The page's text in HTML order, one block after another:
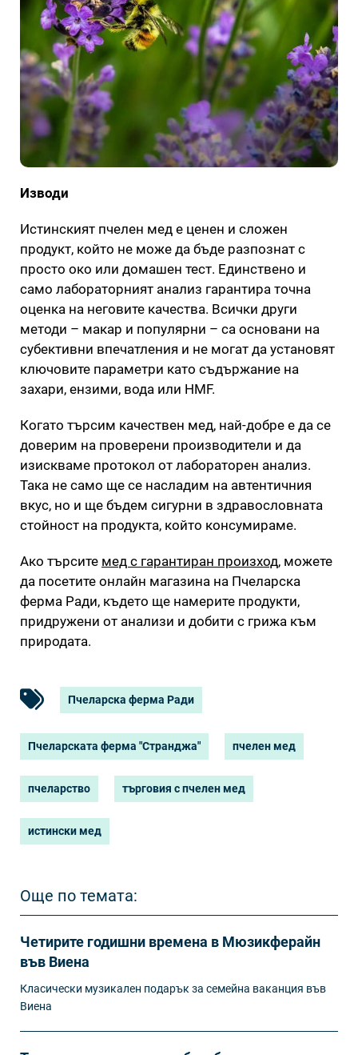
Изводи
Истинският пчелен мед е ценен и сложен
продукт, който не може да бъде разпознат с
просто око или домашен тест. Единствено и
само лабораторният анализ гарантира точна
оценка на неговите качества. Всички други
методи – макар и популярни – са основани на
субективни впечатления и не могат да установят
ключовите параметри като съдържание на
захари, ензими, вода или HMF.
Когато търсим качествен мед, най-добре е да се
доверим на проверени производители и да
изискваме протокол от лабораторен анализ.
Така не само ще се насладим на автентичния
вкус, но и ще бъдем сигурни в здравословната
стойност на продукта, който консумираме.
Ако търсите мед с гарантиран произход, можете
да посетите онлайн магазина на Пчеларска
ферма Ради, където ще намерите продукти,
придружени от анализи и добити с грижа към
природата.
Пчеларска ферма Ради
Пчеларската ферма "Странджа" пчелен мед
пчеларство търговия с пчелен мед
истински мед
Още по темата:
Четирите годишни времена в Мюзикферайн
във Виена
Класически музикален подарък за семейна ваканция във
Виена